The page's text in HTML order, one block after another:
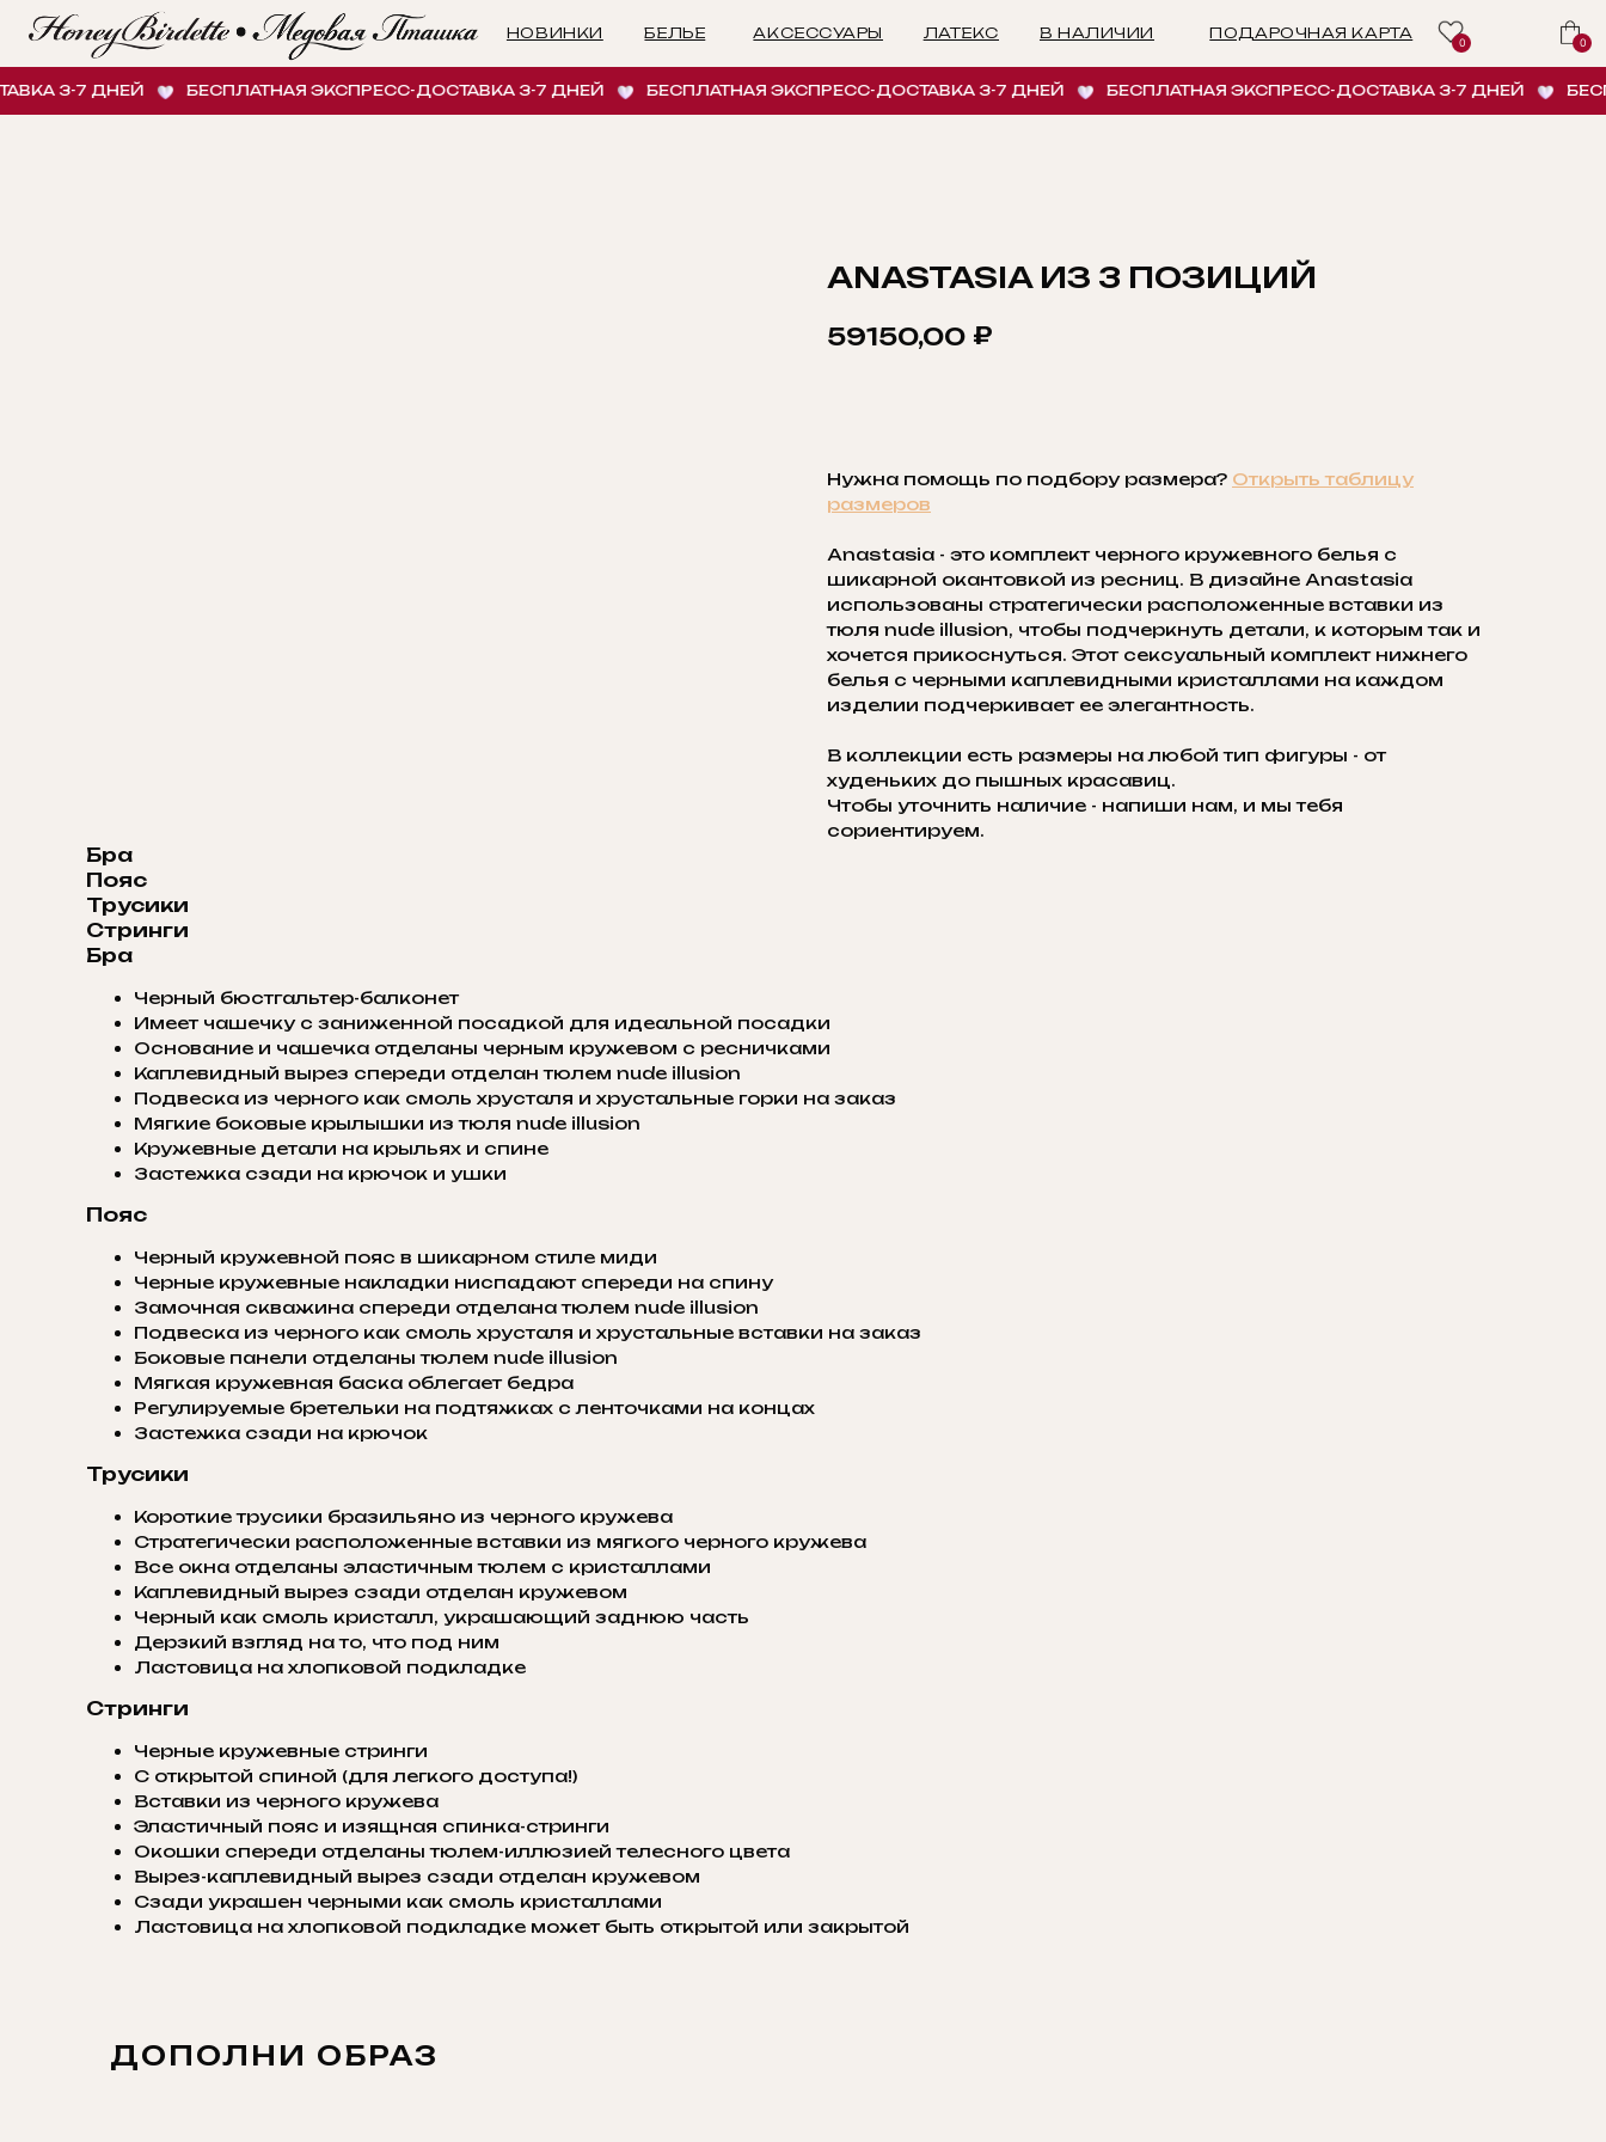
ЛАТЕКС
БЕЛЬЕ ПОДАРОЧНАЯ КАРТА
В НАЛИЧИИ
АКСЕССУАРЫ
НОВИНКИ
0 0
3-7 ДНЕЙ БЕСПЛАТНАЯ ЭКСПРЕСС-ДОСТАВКА 3-7 ДНЕЙ БЕСПЛАТНАЯ ЭКСПРЕСС-ДОСТАВКА 3-7 ДНЕЙ БЕСПЛАТНАЯ ЭКСПРЕСС-ДОСТАВКА 3-7 ДНЕЙ
ANASTASIA ИЗ 3 ПОЗИЦИЙ
59150,00 ₽
Нужна помощь по подбору размера? Открыть таблицу
размеров
Anastasia - это комплект черного кружевного белья с
шикарной окантовкой из ресниц. В дизайне Anastasia
использованы стратегически расположенные вставки из
тюля nude illusion, чтобы подчеркнуть детали, к которым так и
хочется прикоснуться. Этот сексуальный комплект нижнего
белья с черными каплевидными кристаллами на каждом
изделии подчеркивает ее элегантность.
В коллекции есть размеры на любой тип фигуры - от
худеньких до пышных красавиц.
Чтобы уточнить наличие - напиши нам, и мы тебя
сориентируем.
Бра
Пояс
Трусики
Стринги
Бра
Черный бюстгальтер-балконет
Имеет чашечку с заниженной посадкой для идеальной посадки
Основание и чашечка отделаны черным кружевом с ресничками
Каплевидный вырез спереди отделан тюлем nude illusion
Подвеска из черного как смоль хрусталя и хрустальные горки на заказ
Мягкие боковые крылышки из тюля nude illusion
Кружевные детали на крыльях и спине
Застежка сзади на крючок и ушки
Пояс
Черный кружевной пояс в шикарном стиле миди
Черные кружевные накладки ниспадают спереди на спину
Замочная скважина спереди отделана тюлем nude illusion
Подвеска из черного как смоль хрусталя и хрустальные вставки на заказ
Боковые панели отделаны тюлем nude illusion
Мягкая кружевная баска облегает бедра
Регулируемые бретельки на подтяжках с ленточками на концах
Застежка сзади на крючок
Трусики
Короткие трусики бразильяно из черного кружева
Стратегически расположенные вставки из мягкого черного кружева
Все окна отделаны эластичным тюлем с кристаллами
Каплевидный вырез сзади отделан кружевом
Черный как смоль кристалл, украшающий заднюю часть
Дерзкий взгляд на то, что под ним
Ластовица на хлопковой подкладке
Стринги
Черные кружевные стринги
С открытой спиной (для легкого доступа!)
Вставки из черного кружева
Эластичный пояс и изящная спинка-стринги
Окошки спереди отделаны тюлем-иллюзией телесного цвета
Вырез-каплевидный вырез сзади отделан кружевом
Сзади украшен черными как смоль кристаллами
Ластовица на хлопковой подкладке может быть открытой или закрытой
ДОПОЛНИ ОБРАЗ